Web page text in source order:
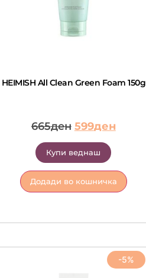
HEIMISH All Clean Green Foam 150g
665ден 599ден
Купи веднаш
Додади во кошничка
-5%